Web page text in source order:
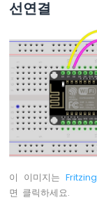
ESP8266
-
통
신
호
등
ESP8266
-
버
튼
ESP8266
-
선연결
이 이미지는Fritzing
면 클릭하세요.